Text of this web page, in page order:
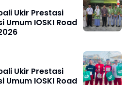
Ukir Prestasi
Ukir Prestasi